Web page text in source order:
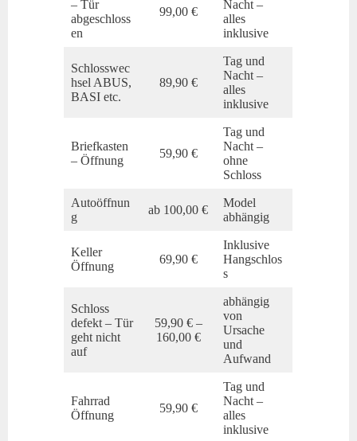
– Tür
abgeschloss
en
99,00 €
Nacht –
alles
inklusive
Schlosswec
hsel ABUS,
BASI etc.
89,90 €
Tag und
Nacht –
alles
inklusive
Briefkasten
– Öffnung
59,90 €
Tag und
Nacht –
ohne
Schloss
Autoöffnun
g
ab 100,00 €
Model
abhängig
Keller
Öffnung
69,90 €
Inklusive
Hangschlos
s
Schloss
defekt – Tür
geht nicht
auf
59,90 € –
160,00 €
abhängig
von
Ursache
und
Aufwand
Fahrrad
Öffnung
59,90 €
Tag und
Nacht –
alles
inklusive